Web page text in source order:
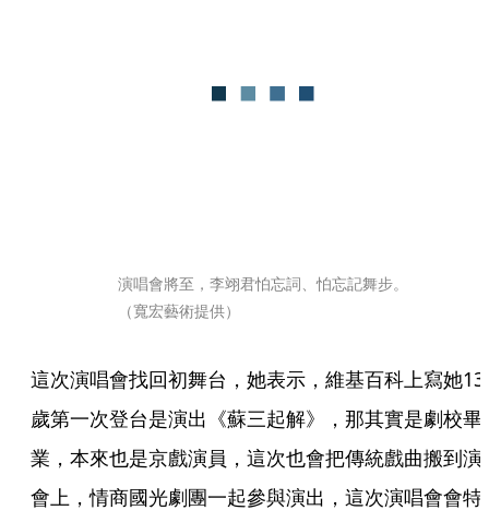
演唱會將至，李翊君怕忘詞、怕忘記舞步。
（寬宏藝術提供）
這次演唱會找回初舞台，她表示，維基百科上寫她13
歲第一次登台是演出《蘇三起解》，那其實是劇校畢
業，本來也是京戲演員，這次也會把傳統戲曲搬到演
會上，情商國光劇團一起參與演出，這次演唱會會特